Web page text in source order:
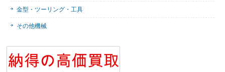
金型・ツーリング・工具
その他機械